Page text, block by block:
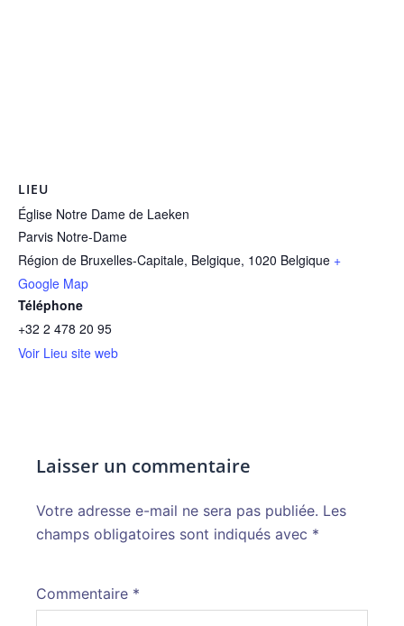
LIEU
Église Notre Dame de Laeken
Parvis Notre-Dame
Région de Bruxelles-Capitale, Belgique, 1020 Belgique +
Google Map
Téléphone
+32 2 478 20 95
Voir Lieu site web
Laisser un commentaire
Votre adresse e-mail ne sera pas publiée. Les
champs obligatoires sont indiqués avec *
Commentaire *
Alternative: